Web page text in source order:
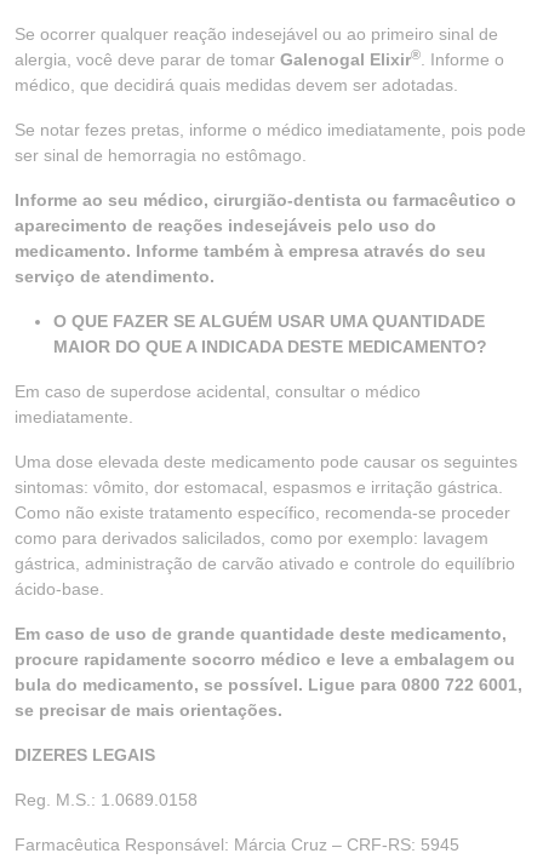
Se ocorrer qualquer reação indesejável ou ao primeiro sinal de
alergia, você deve parar de tomar Galenogal Elixir®
. Informe o
médico, que decidirá quais medidas devem ser adotadas.
Se notar fezes pretas, informe o médico imediatamente, pois pode
ser sinal de hemorragia no estômago.
Informe ao seu médico, cirurgião-dentista ou farmacêutico o
aparecimento de reações indesejáveis pelo uso do
medicamento. Informe também à empresa através do seu
serviço de atendimento.
O QUE FAZER SE ALGUÉM USAR UMA QUANTIDADE
MAIOR DO QUE A INDICADA DESTE MEDICAMENTO?
Em caso de superdose acidental, consultar o médico
imediatamente.
Uma dose elevada deste medicamento pode causar os seguintes
sintomas: vômito, dor estomacal, espasmos e irritação gástrica.
Como não existe tratamento específico, recomenda-se proceder
como para derivados salicilados, como por exemplo: lavagem
gástrica, administração de carvão ativado e controle do equilíbrio
ácido-base.
Em caso de uso de grande quantidade deste medicamento,
procure rapidamente socorro médico e leve a embalagem ou
bula do medicamento, se possível. Ligue para 0800 722 6001,
se precisar de mais orientações.
DIZERES LEGAIS
Reg. M.S.: 1.0689.0158
Farmacêutica Responsável: Márcia Cruz – CRF-RS: 5945